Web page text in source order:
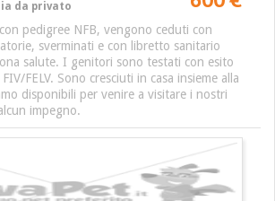
da privato
pedigree NFB, vengono ceduti con
sverminati e con libretto sanitario
salute. I genitori sono testati con esito
FELV. Sono cresciuti in casa insieme alla
disponibili per venire a visitare i nostri
impegno.